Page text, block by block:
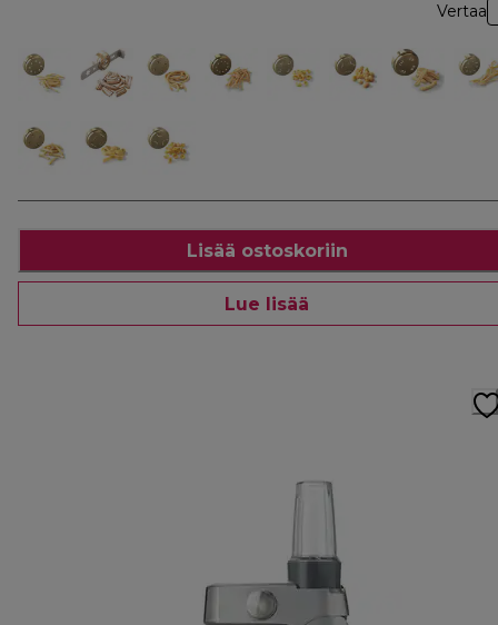
Vertaa
Lisää ostoskoriin
Lue lisää